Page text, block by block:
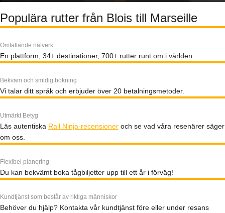
Populära rutter från Blois till Marseille
Omfattande nätverk
En plattform, 34+ destinationer, 700+ rutter runt om i världen.
Bekväm och smidig bokning
Vi talar ditt språk och erbjuder över 20 betalningsmetoder.
Utmärkt Betyg
Läs autentiska Rail Ninja-recensioner och se vad våra resenärer säger
om oss.
Flexibel planering
Du kan bekvämt boka tågbiljetter upp till ett år i förväg!
Kundtjänst som består av riktiga människor
Behöver du hjälp? Kontakta vår kundtjänst före eller under resans